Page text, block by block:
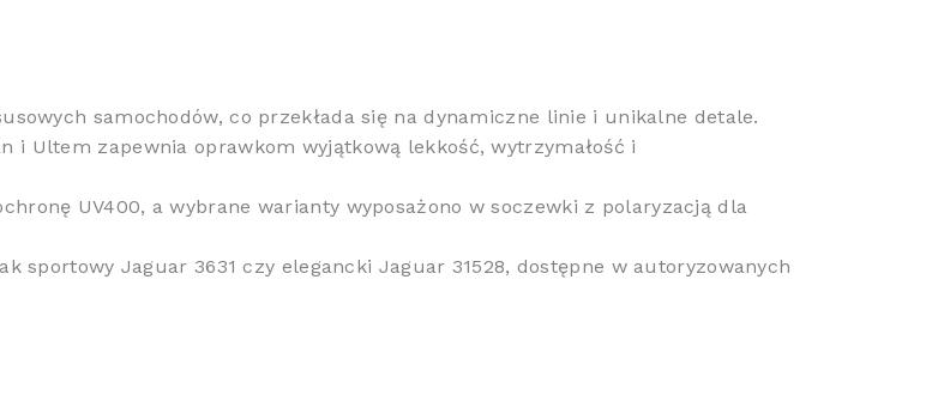
samochodów, co przekłada się na dynamiczne linie i unikalne detale.
i Ultem zapewnia oprawkom wyjątkową lekkość, wytrzymałość i
UV400, a wybrane warianty wyposażono w soczewki z polaryzacją dla
sportowy Jaguar 3631 czy elegancki Jaguar 31528, dostępne w autoryzowanych